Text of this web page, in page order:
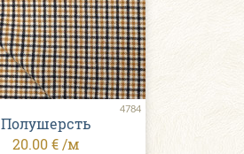
4784
Полушерсть
20.00 € /м